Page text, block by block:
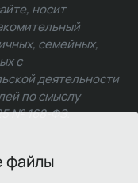
файлы
носит
семейных,
с
деятельности
по смыслу
№ 168-ФЗ.